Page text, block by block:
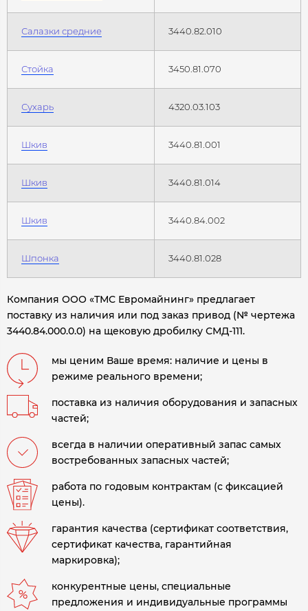
Салазки средние 3440.82.010
Стойка 3450.81.070
Сухарь 4320.03.103
Шкив 3440.81.001
Шкив 3440.81.014
Шкив 3440.84.002
Шпонка 3440.81.028
Компания ООО «ТМС Евромайнинг» предлагает
поставку из наличия или под заказ привод (№ чертежа
3440.84.000.0.0) на щековую дробилку СМД-111.
мы ценим Ваше время: наличие и цены в
режиме реального времени;
поставка из наличия оборудования и запасных
частей;
всегда в наличии оперативный запас самых
востребованных запасных частей;
работа по годовым контрактам (с фиксацией
цены).
гарантия качества (сертификат соответствия,
сертификат качества, гарантийная
маркировка);
конкурентные цены, специальные
предложения и индивидуальные программы